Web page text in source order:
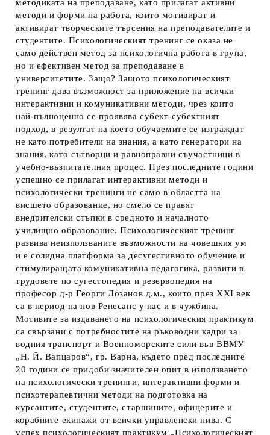
методиката на преподаване, като прилагат активни
методи и форми на работа, които мотивират и
активират творческите търсения на преподавателите и
студентите. Психологическият тренинг се оказа не
само действен метод за психологична работа в група,
но и ефективен метод за преподаване в
университетите. Защо? Защото психологическият
тренинг дава възможност за приложение на всички
интерактивни и комуникативни методи, чрез които
най-пълноценно се проявява субект-субектният
подход, в резултат на което обучаемите се изграждат
не като потребители на знания, а като генератори на
знания, като сътворци и равноправни съучастници в
учебно-възпитателния процес. През последните години
успешно се прилагат интерактивни методи и
психологически тренинги не само в областта на
висшето образование, но смело се правят
внедрителски стъпки в средното и началното
училищно образование. Психологическият тренинг
развива неизползваните възможности на човешкия ум
и е солидна платформа за десугестивното обучение и
стимулиращата комуникативна педагогика, развити в
трудовете по сугестопедия и резервопедия на
професор д-р Георги Лозанов д.м., които през XXI век
са в период на нов Ренесанс у нас и в чужбина.
Мотивите за издаването на психологическия практикум
са свързани с потребностите на ръководни кадри за
водния транспорт и Военноморските сили във ВВМУ
„Н. Й. Вапцаров“, гр. Варна, където пред последните
20 години се придоби значителен опит в използването
на психологически тренинги, интерактивни форми и
психотерапевтични методи на подготовка на
курсантите, студентите, старшините, офицерите и
корабните екипажи от всички управленски нива. С
успех психологическият практикум „Психологическият